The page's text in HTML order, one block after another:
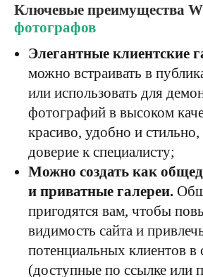
Ключевые преимущества
фотографов
Элегантные клиентские
можно встраивать в
или использовать для
фотографий в высоком
красиво, удобно и
доверие к специалисту;
Можно создать как
и приватные галереи.
пригодятся вам, чтобы
видимость сайта и
потенциальных клиентов в
(доступные по ссылке или